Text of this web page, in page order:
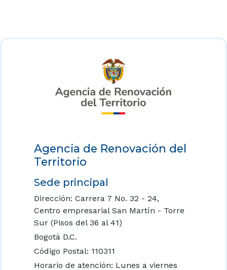
Agencia de Renovación del
Territorio
Sede principal
Dirección: Carrera 7 No. 32 - 24,
Centro empresarial San Martín - Torre
Sur (Pisos del 36 al 41)
Bogotá D.C.
Código Postal: 110311
Horario de atención: Lunes a viernes